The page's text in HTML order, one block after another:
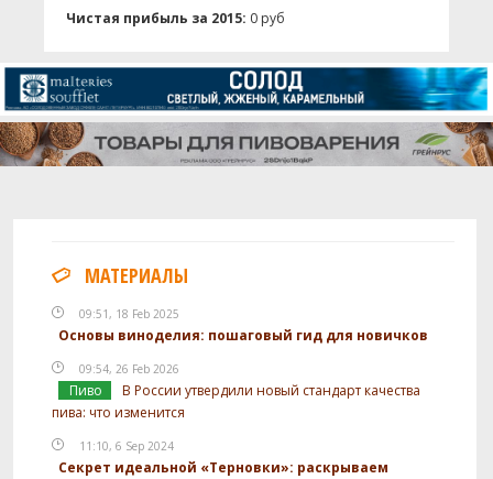
Чистая прибыль за 2015: 0 руб
МАТЕРИАЛЫ
09:51, 18 Feb 2025
Основы виноделия: пошаговый гид для новичков
09:54, 26 Feb 2026
Пиво
В России утвердили новый стандарт качества
пива: что изменится
11:10, 6 Sep 2024
Секрет идеальной «Терновки»: раскрываем